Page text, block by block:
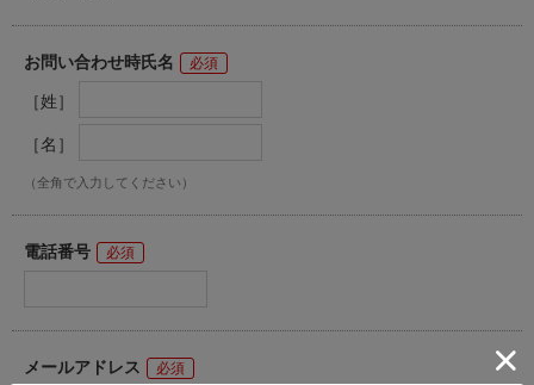
お問い合わせ時氏名
［姓］
［名］
（全角で入力してください）
電話番号
メールアドレス